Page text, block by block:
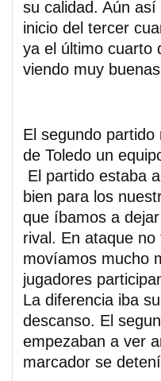
su calidad. Aún
inicio del tercer
ya el último cuarto
viendo muy
El segundo
de Toledo un
El partido estaba
bien para los
que íbamos a
rival. En ataque
movíamos mucho
jugadores
La diferencia iba
descanso. El
empezaban a ver
marcador se